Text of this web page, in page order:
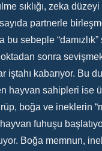
sıklığı, zeka
partnerle
bu sebeple
sonra
iştahı kabarıyor. Bu
hayvan sahipleri ise
boğa ve ineklerin
fuhuşu
Boğa memnun,